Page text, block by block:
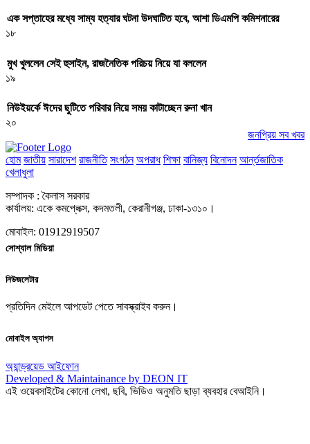
এক সপ্তাহের মধ্যে সাম্য হত্যার ঘটনা উদঘাটিত হবে, আশা ডিএমপি কমিশনারের
১৮
মুখ খুললেন সেই হুসাইন, রাজনৈতিক পরিচয় নিয়ে যা বললেন
১৯
নিউইয়র্কে ঈদের ছুটিতে পরিবার নিয়ে সময় কাটাচ্ছেন রুনা খান
২০
জনপ্রিয় সব খবর
হোম জাতীয় সারাদেশ রাজনীতি সংগঠন অপরাধ শিক্ষা বানিজ্য বিনোদন আর্ন্তজাতিক
খেলাধুলা
সম্পাদক : কৈলাস সরকার
কার্যালয়: একে কমপ্লেক্স, কদমতলী, কেরানীগঞ্জ, ঢাকা-১৩১০।
মোবাইল: 01912919507
সোশ্যাল মিডিয়া
নিউজলেটার
প্রতিদিন মেইলে আপডেট পেতে সাবস্ক্রাইব করুন।
মোবাইল অ্যাপস
অ্যান্ড্রয়েড আইফোন
Developed & Maintainance by DEON IT
এই ওয়েবসাইটের কোনো লেখা, ছবি, ভিডিও অনুমতি ছাড়া ব্যবহার বেআইনি।